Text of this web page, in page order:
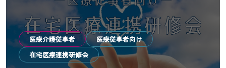
医療介護従事者
医療従事者向け
在宅医療連携研修会